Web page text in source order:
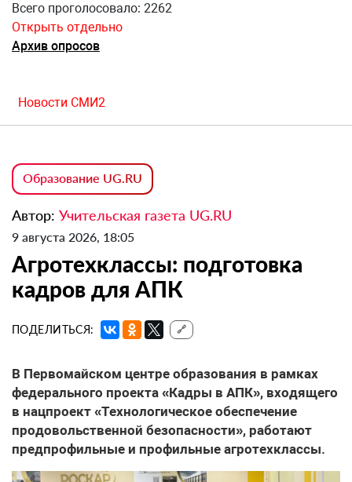
Всего проголосовало: 2262
Открыть отдельно
Архив опросов
Новости СМИ2
Образование UG.RU
Автор: Учительская газета UG.RU
9 августа 2026, 18:05
Агротехклассы: подготовка
кадров для АПК
ПОДЕЛИТЬСЯ: 🔗
В Первомайском центре образования в рамках
федерального проекта «Кадры в АПК», входящего
в нацпроект «Технологическое обеспечение
продовольственной безопасности», работают
предпрофильные и профильные агротехклассы.